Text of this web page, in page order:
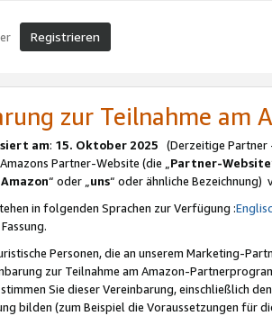
Registrieren
zur Teilnahme am
am: 15. Oktober 2025 (Derzeitige Partner
Partner-Website (die „Partner-Website
Amazon“ oder „uns“ oder ähnliche Bezeichnung)
in folgenden Sprachen zur Verfügung :
Personen, die an unserem Marketing-
zur Teilnahme am Amazon-
Sie dieser Vereinbarung, einschließlich den
bilden (zum Beispiel die Voraussetzungen für